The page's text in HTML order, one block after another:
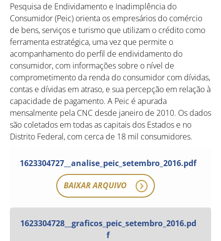
Pesquisa de Endividamento e Inadimplência do
Consumidor (Peic) orienta os empresários do comércio
de bens, serviços e turismo que utilizam o crédito como
ferramenta estratégica, uma vez que permite o
acompanhamento do perfil de endividamento do
consumidor, com informações sobre o nível de
comprometimento da renda do consumidor com dívidas,
contas e dívidas em atraso, e sua percepção em relação à
capacidade de pagamento. A Peic é apurada
mensalmente pela CNC desde janeiro de 2010. Os dados
são coletados em todas as capitais dos Estados e no
Distrito Federal, com cerca de 18 mil consumidores.
1623304727__analise_peic_setembro_2016.pdf
BAIXAR ARQUIVO
1623304728__graficos_peic_setembro_2016.pd
f